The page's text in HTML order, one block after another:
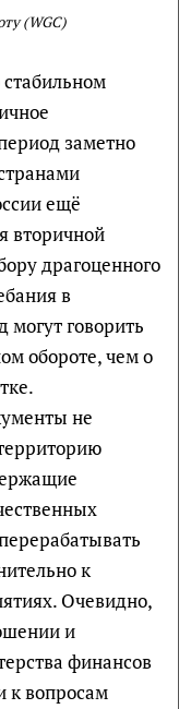
(WGC)
заметно
ещё
вторичной
драгоценного
в
могут говорить
обороте, чем о
не
к
Очевидно,
и
финансов
к вопросам